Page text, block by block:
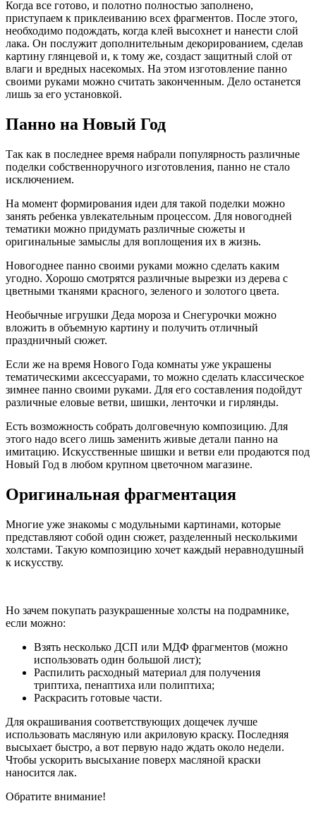
Когда все готово, и полотно полностью заполнено,
приступаем к приклеиванию всех фрагментов. После этого,
необходимо подождать, когда клей высохнет и нанести слой
лака. Он послужит дополнительным декорированием, сделав
картину глянцевой и, к тому же, создаст защитный слой от
влаги и вредных насекомых. На этом изготовление панно
своими руками можно считать законченным. Дело останется
лишь за его установкой.
Панно на Новый Год
Так как в последнее время набрали популярность различные
поделки собственноручного изготовления, панно не стало
исключением.
На момент формирования идеи для такой поделки можно
занять ребенка увлекательным процессом. Для новогодней
тематики можно придумать различные сюжеты и
оригинальные замыслы для воплощения их в жизнь.
Новогоднее панно своими руками можно сделать каким
угодно. Хорошо смотрятся различные вырезки из дерева с
цветными тканями красного, зеленого и золотого цвета.
Необычные игрушки Деда мороза и Снегурочки можно
вложить в объемную картину и получить отличный
праздничный сюжет.
Если же на время Нового Года комнаты уже украшены
тематическими аксессуарами, то можно сделать классическое
зимнее панно своими руками. Для его составления подойдут
различные еловые ветви, шишки, ленточки и гирлянды.
Есть возможность собрать долговечную композицию. Для
этого надо всего лишь заменить живые детали панно на
имитацию. Искусственные шишки и ветви ели продаются под
Новый Год в любом крупном цветочном магазине.
Оригинальная фрагментация
Многие уже знакомы с модульными картинами, которые
представляют собой один сюжет, разделенный несколькими
холстами. Такую композицию хочет каждый неравнодушный
к искусству.
Но зачем покупать разукрашенные холсты на подрамнике,
если можно:
Взять несколько ДСП или МДФ фрагментов (можно
использовать один большой лист);
Распилить расходный материал для получения
триптиха, пенаптиха или полиптиха;
Раскрасить готовые части.
Для окрашивания соответствующих дощечек лучше
использовать масляную или акриловую краску. Последняя
высыхает быстро, а вот первую надо ждать около недели.
Чтобы ускорить высыхание поверх масляной краски
наносится лак.
Обратите внимание!